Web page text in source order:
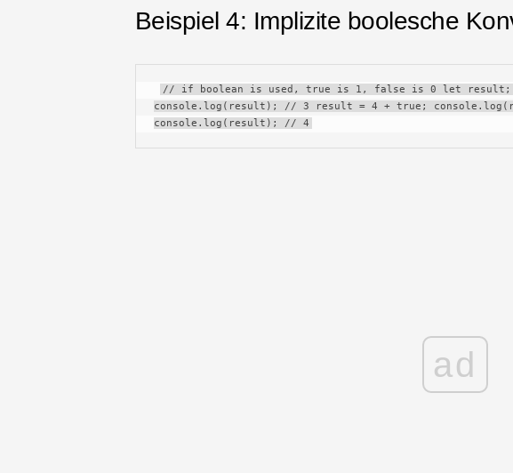
Beispiel 4: Implizite boolesche
// if boolean is used, true is 1, false is 0 let
console.log(result); // 3 result = 4 + true;
console.log(result); // 4
ad